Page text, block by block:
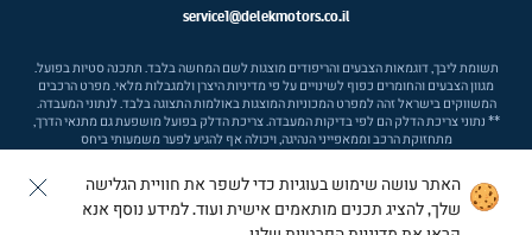
service1@delekmotors.co.il
תשומת ליבך, דוגמאות הצבעים והריפודים מוצגות לשם המחשה בלבד. תתכנה סטיות בפועל.
מגוון הצבעים והחומרים כפוף לשינויים על פי מדיניות היצרן ולמגבלות מלאי. מפרט הרכבים
המשווקים בישראל זהה למפרט המכוניות המוצגות באולמות התצוגה בלבד. לנתוני המעבדה.
** נתוני צריכת הדלק הם לפי בדיקות המעבדה. צריכת הדלק בפועל מושפעת גם מתנאי הדרך,
מתחזוקת הרכב וממאפייני הנהיגה, ויכולה אף להגיע לפער משמעותי ביחס
Ⓒ ford israel
האתר עושה שימוש בעוגיות כדי לשפר את חוויית הגלישה
שלך, להציג תכנים מותאמים אישית ועוד. למידע נוסף אנא